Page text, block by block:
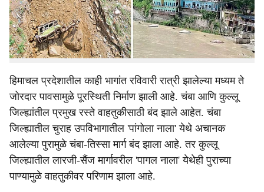
e
विस्कळीत झाले, तर राजस्थानातील काही भागांतही मुसळधार पाऊस
झाला. या राज्यांत आजही पावसाचा जोर कायम राहण्याचा अंदाज
हवामान विभागाने वर्तविला आहे.
हिमाचल प्रदेशातील काही भागांत रविवारी रात्री झालेल्या मध्यम ते
जोरदार पावसामुळे पूरस्थिती निर्माण झाली आहे. चंबा आणि कुल्लू
जिल्ह्यांतील प्रमुख रस्ते वाहतुकीसाठी बंद झाले आहेत. चंबा
जिल्ह्यातील चुराह उपविभागातील 'पांगोला नाला' येथे अचानक
आलेल्या पुरामुळे चंबा-तिस्सा मार्ग बंद झाला आहे. तर कुल्लू
जिल्ह्यातील लारजी-सैंज मार्गावरील 'पागल नाला' येथेही पुराच्या
पाण्यामुळे वाहतुकीवर परिणाम झाला आहे.